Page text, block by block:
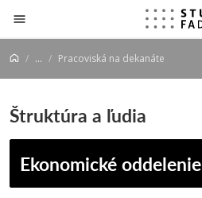
Prejsť na obsah
... Pracoviská na dekanáte
Štruktúra a ľudia
Ekonomické oddelenie